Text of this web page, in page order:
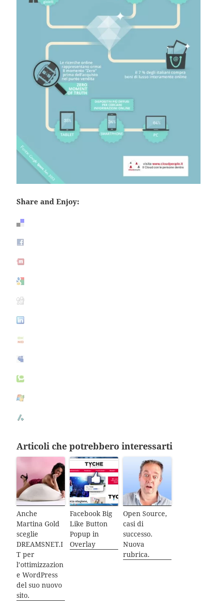
Share and Enjoy:
Articoli che potrebbero interessarti
Anche
Martina Gold
sceglie
DREAMSNET.I
T per
l’ottimizzazion
e WordPress
del suo nuovo
sito.
Facebook Big
Like Button
Popup in
Overlay
Open Source,
casi di
successo.
Nuova
rubrica.